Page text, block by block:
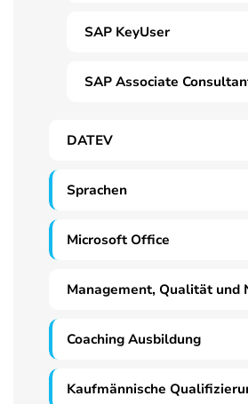
SAP KeyUser
SAP Associate
DATEV
Sprachen
Microsoft Office
Management, Qualität und
Coaching Ausbildung
Kaufmännische